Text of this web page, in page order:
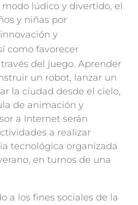
lúdico y divertido, el
y niñas por
y
como favorecer
del juego. Aprender
un robot, lanzar un
la ciudad desde el cielo,
de animación y
a Internet serán
a realizar
tecnológica organizada
en turnos de una
fines sociales de la